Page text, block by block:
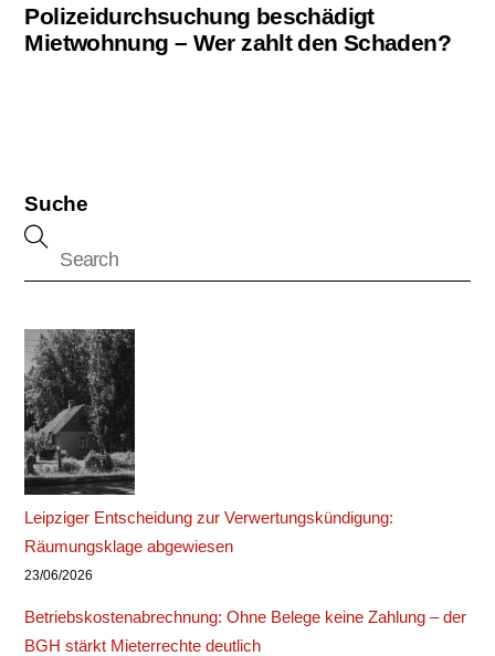
Polizeidurchsuchung beschädigt
Mietwohnung – Wer zahlt den Schaden?
Suche
Leipziger Entscheidung zur Verwertungskündigung:
Räumungsklage abgewiesen
23/06/2026
Betriebskostenabrechnung: Ohne Belege keine Zahlung – der
BGH stärkt Mieterrechte deutlich